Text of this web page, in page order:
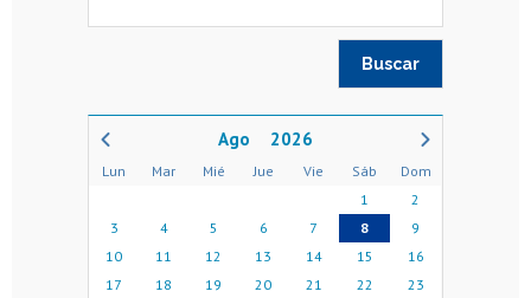
2026
Lun Mar Mié Jue Vie Sáb
Dom
1
2
3
4 5 6 7 8
9
10
11 12 13 14 15
16
17
18 19 20 21 22
23